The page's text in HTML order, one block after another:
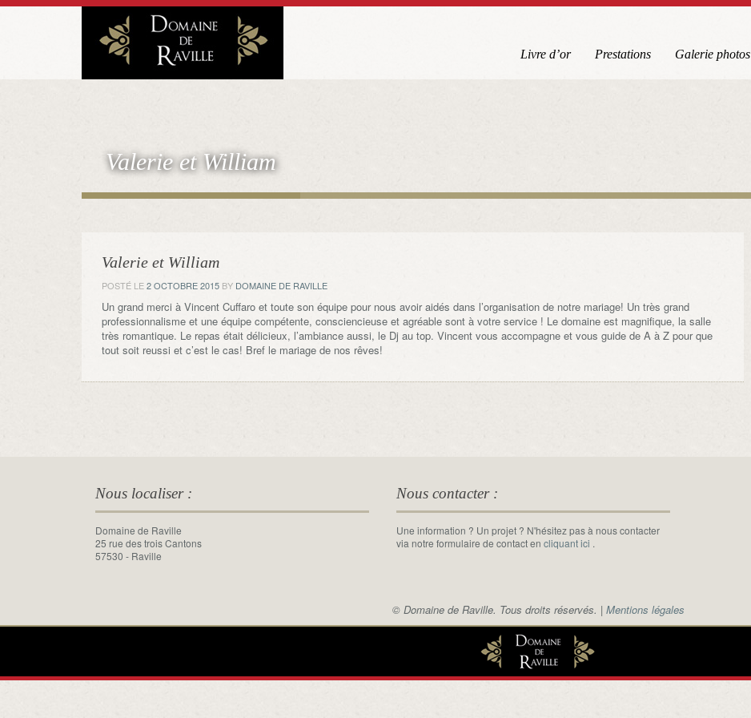
Livre d’or Prestations Galerie photos
Valerie et William
Valerie et William
POSTÉ LE2 OCTOBRE 2015 BY DOMAINE DE RAVILLE
Un grand merci à Vincent Cuffaro et toute son équipe pour nous avoir aidés dans l’organisation de notre mariage! Un très grand
professionnalisme et une équipe compétente, consciencieuse et agréable sont à votre service ! Le domaine est magnifique, la salle
très romantique. Le repas était délicieux, l’ambiance aussi, le Dj au top. Vincent vous accompagne et vous guide de A à Z pour que
tout soit reussi et c’est le cas! Bref le mariage de nos rêves!
Nous localiser :
Domaine de Raville
25 rue des trois Cantons
57530 - Raville
Nous contacter :
Une information ? Un projet ? N'hésitez pas à nous contacter
via notre formulaire de contact encliquant ici .
© Domaine de Raville. Tous droits réservés. | Mentions légales